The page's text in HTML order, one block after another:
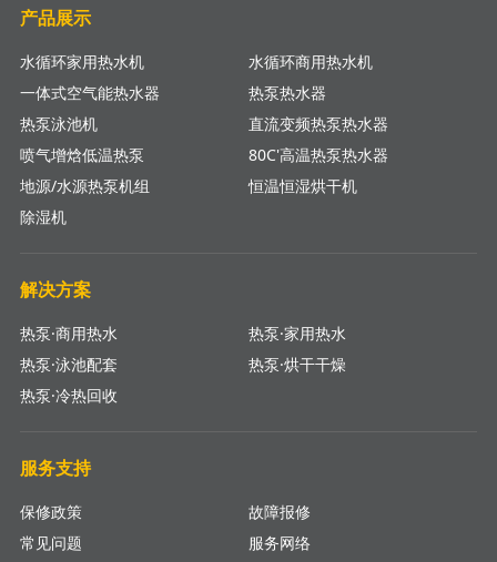
产品展示
水循环家用热水机
水循环商用热水机
一体式空气能热水器
热泵热水器
热泵泳池机
直流变频热泵热水器
喷气增焓低温热泵
80C'高温热泵热水器
地源/水源热泵机组
恒温恒湿烘干机
除湿机
解决方案
热泵·商用热水
热泵·家用热水
热泵·泳池配套
热泵·烘干干燥
热泵·冷热回收
服务支持
保修政策
故障报修
常见问题
服务网络